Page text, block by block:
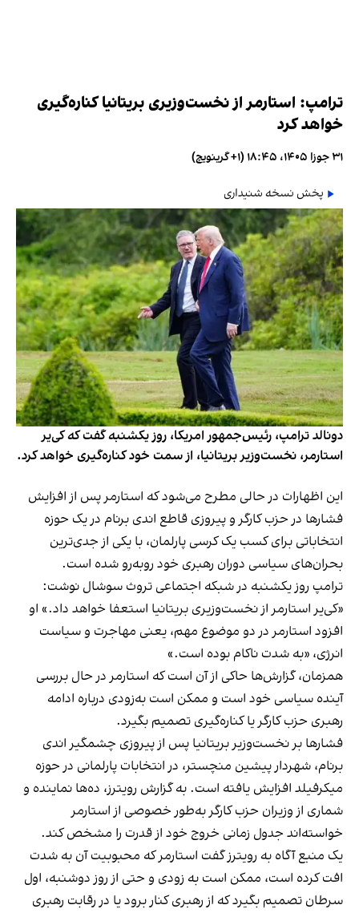
ترامپ: استارمر از نخست‌وزیری بریتانیا کناره‌گیری
خواهد کرد
۳۱ جوزا ۱۴۰۵، ۱۸:۴۵ (‎+۱ گرینویچ)
پخش نسخه شنیداری
دونالد ترامپ، رئیس‌جمهور امریکا، روز یکشنبه گفت که کی‌یر
استارمر، نخست‌وزیر بریتانیا، از سمت خود کناره‌گیری خواهد کرد.
این اظهارات در حالی مطرح می‌شود که استارمر پس از افزایش
فشارها در حزب کارگر و پیروزی قاطع اندی برنام در یک حوزه
انتخاباتی برای کسب یک کرسی پارلمان، با یکی از جدی‌ترین
بحران‌های سیاسی دوران رهبری خود روبه‌رو شده است.
ترامپ روز یکشنبه در شبکه اجتماعی تروث سوشال نوشت:
«کی‌یر استارمر از نخست‌وزیری بریتانیا استعفا خواهد داد.» او
افزود استارمر در دو موضوع مهم، یعنی مهاجرت و سیاست
انرژی، «به شدت ناکام بوده است.»
همزمان، گزارش‌ها حاکی از آن است که استارمر در حال بررسی
آینده سیاسی خود است و ممکن است به‌زودی درباره ادامه
رهبری حزب کارگر یا کناره‌گیری تصمیم بگیرد.
فشارها بر نخست‌وزیر بریتانیا پس از پیروزی چشمگیر اندی
برنام، شهردار پیشین منچستر، در انتخابات پارلمانی در حوزه
میکرفیلد افزایش یافته است. به گزارش رویترز، ده‌ها نماینده و
شماری از وزیران حزب کارگر به‌طور خصوصی از استارمر
خواسته‌اند جدول زمانی خروج خود از قدرت را مشخص کند.
یک منبع آگاه به رویترز گفت استارمر که محبوبیت آن به شدت
افت کرده است، ممکن است به زودی و حتی از روز دوشنبه، اول
سرطان تصمیم بگیرد که از رهبری کنار برود یا در رقابت رهبری